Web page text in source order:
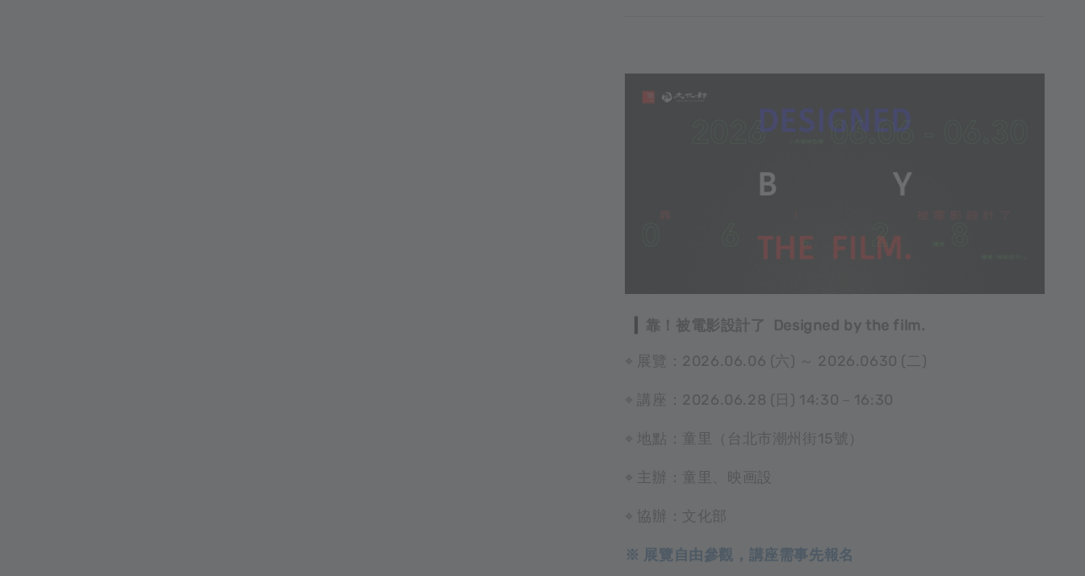
靠！被電影設計了 Designed by the film.
⌖ 展覽：2026.06.06 (六) ～ 2026.0630 (二)
⌖ 講座：2026.06.28 (日) 14:30－16:30
⌖ 地點：童里（台北市潮州街15號）
⌖ 主辦：童里、映画設
⌖ 協辦：文化部
※ 展覽自由參觀，講座需事先報名